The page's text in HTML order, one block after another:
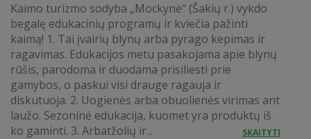
Kaimo turizmo sodyba „Mockynė“ (Šakių r.) vykdo
begalę edukacinių programų ir kviečia pažinti
kaimą! 1. Tai įvairių blynų arba pyrago kepimas ir
ragavimas. Edukacijos metu pasakojama apie blynų
rūšis, parodoma ir duodama prisiliesti prie
gamybos, o paskui visi drauge ragauja ir
diskutuoja. 2. Uogienės arba obuolienės virimas ant
laužo. Sezoninė edukacija, kuomet yra produktų iš
ko gaminti. 3. Arbatžolių ir...
SKAITYTI